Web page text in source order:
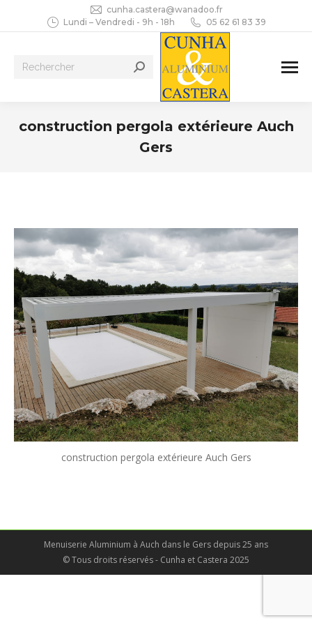
cunha.castera@wanadoo.fr
Lundi – Vendredi - 9h - 18h
05 62 61 83 39
Recherche
construction pergola extérieure Auch
Gers
construction pergola extérieure Auch Gers
Menuiserie Aluminium à Auch dans le Gers depuis 25 ans
© Tous droits réservés - Cunha et Castera 2025